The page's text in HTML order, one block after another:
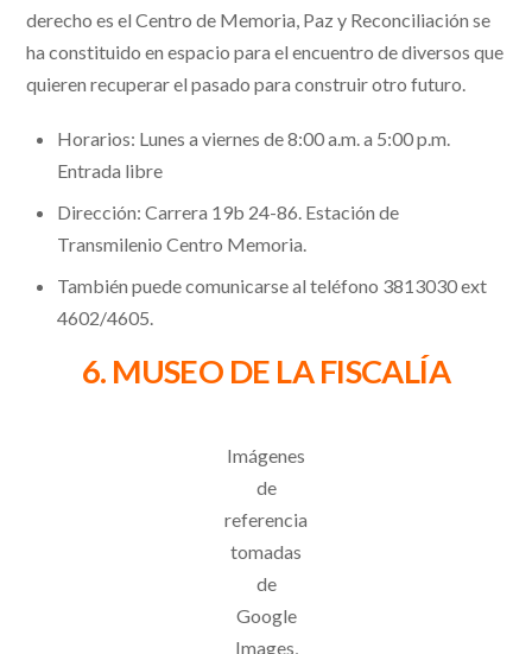
derecho es el Centro de Memoria, Paz y Reconciliación se
ha constituido en espacio para el encuentro de diversos que
quieren recuperar el pasado para construir otro futuro.
Horarios: Lunes a viernes de 8:00 a.m. a 5:00 p.m.
Entrada libre
Dirección: Carrera 19b 24-86. Estación de
Transmilenio Centro Memoria.
También puede comunicarse al teléfono 3813030 ext
4602/4605.
6. MUSEO DE LA FISCALÍA
Imágenes
de
referencia
tomadas
de
Google
Images,